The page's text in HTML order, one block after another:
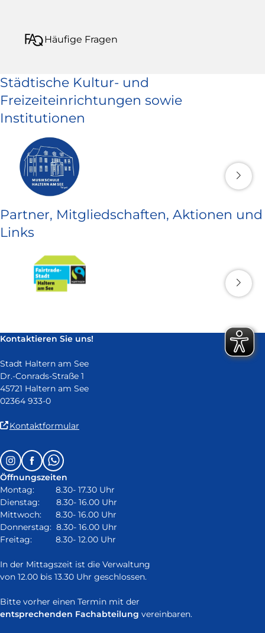
Häufige Fragen
Städtische Kultur- und
Freizeiteinrichtungen sowie
Institutionen
Partner, Mitgliedschaften, Aktionen und
Links
Kontaktieren Sie uns!
Stadt Haltern am See
Dr.-Conrads-Straße 1
45721 Haltern am See
02364 933-0
Kontaktformular
in
neuem
Fenster)
Follow
us
on:
InstagramFacebookWhatsapp
Öffnungszeiten
Montag: 8.30- 17.30 Uhr
Dienstag: 8.30- 16.00 Uhr
Mittwoch: 8.30- 16.00 Uhr
Donnerstag: 8.30- 16.00 Uhr
Freitag: 8.30- 12.00 Uhr
In der Mittagszeit ist die Verwaltung
von 12.00 bis 13.30 Uhr geschlossen.
Bitte vorher einen Termin mit der
entsprechenden Fachabteilung vereinbaren.